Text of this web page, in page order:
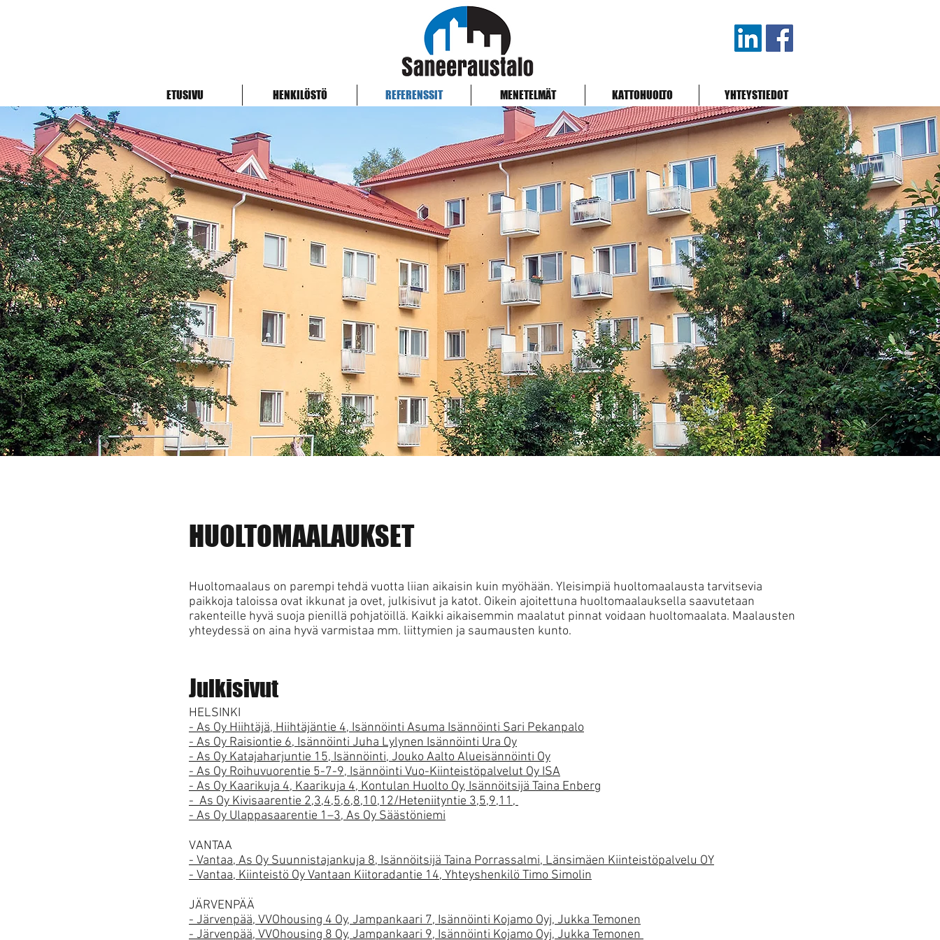
ETUSIVU HENKILÖSTÖ REFERENSSIT MENETELMÄT KATTOHUOLTO YHTEYSTIEDOT
HUOLTOMAALAUKSET
Huoltomaalaus on parempi tehdä vuotta liian aikaisin kuin myöhään. Yleisimpiä huoltomaalausta tarvitsevia
paikkoja taloissa ovat ikkunat ja ovet, julkisivut ja katot. Oikein ajoitettuna huoltomaalauksella saavutetaan
rakenteille hyvä suoja pienillä pohjatöillä. Kaikki aikaisemmin maalatut pinnat voidaan huoltomaalata. Maalausten
yhteydessä on aina hyvä varmistaa mm. liittymien ja saumausten kunto.
Julkisivut
HELSINKI
- As Oy Hiihtäjä, Hiihtäjäntie 4, Isännöinti Asuma Isännöinti Sari Pekanpalo
- As Oy Raisiontie 6, Isännöinti Juha Lylynen Isännöinti Ura Oy
- As Oy Katajaharjuntie 15, Isännöinti, Jouko Aalto Alueisännöinti Oy
- As Oy Roihuvuorentie 5-7-9, Isännöinti Vuo-Kiinteistöpalvelut Oy ISA
- As Oy Kaarikuja 4, Kaarikuja 4, Kontulan Huolto Oy, Isännöitsijä Taina Enberg
- As Oy Kivisaarentie 2,3,4,5,6,8,10,12/Heteniityntie 3,5,9,11,
- As Oy Ulappasaarentie 1–3, As Oy Säästöniemi
VANTAA
- Vantaa, As Oy Suunnistajankuja 8, Isännöitsijä Taina Porrassalmi, Länsimäen Kiinteistöpalvelu OY
- Vantaa, Kiinteistö Oy Vantaan Kiitoradantie 14, Yhteyshenkilö Timo Simolin
JÄRVENPÄÄ
- Järvenpää, VVOhousing 4 Oy, Jampankaari 7, Isännöinti Kojamo Oyj, Jukka Temonen
- Järvenpää, VVOhousing 8 Oy, Jampankaari 9, Isännöinti Kojamo Oyj, Jukka Temonen